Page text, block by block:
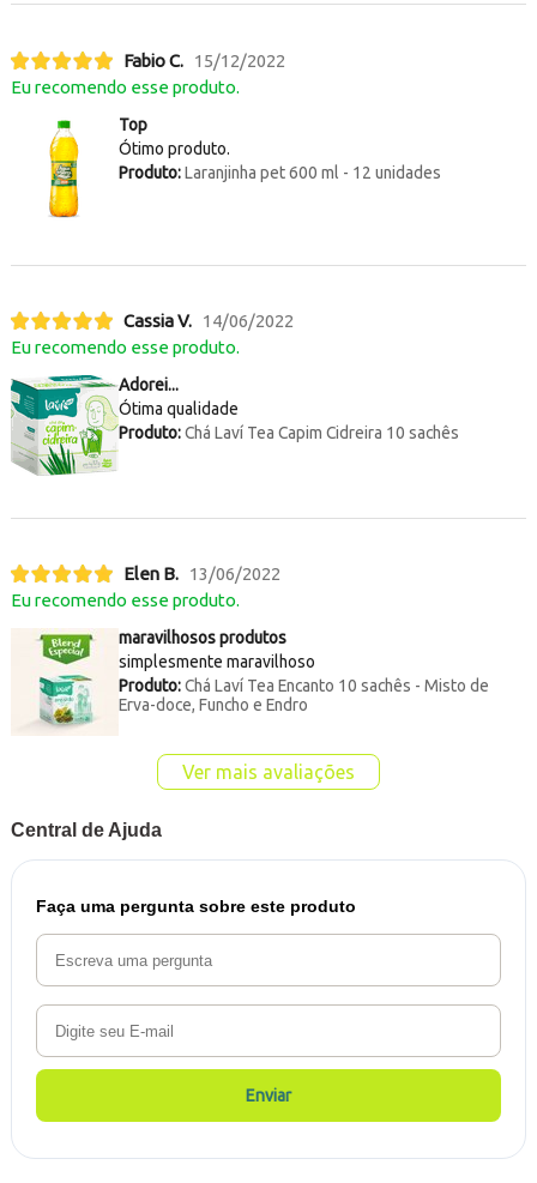
Fabio C. 15/12/2022
Eu recomendo esse produto.
Top
Ótimo produto.
Produto:Laranjinha pet 600 ml - 12 unidades
Cassia V. 14/06/2022
Eu recomendo esse produto.
Adorei...
Ótima qualidade
Produto:Chá Laví Tea Capim Cidreira 10 sachês
Elen B. 13/06/2022
Eu recomendo esse produto.
maravilhosos produtos
simplesmente maravilhoso
Produto:Chá Laví Tea Encanto 10 sachês - Misto de
Erva-doce, Funcho e Endro
Ver mais avaliações
Central de Ajuda
Faça uma pergunta sobre este produto
Enviar